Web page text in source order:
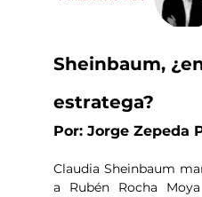
Sheinbaum,
estratega?
Por: Jorge Zepeda
Claudia Sheinbaum
a Rubén Rocha